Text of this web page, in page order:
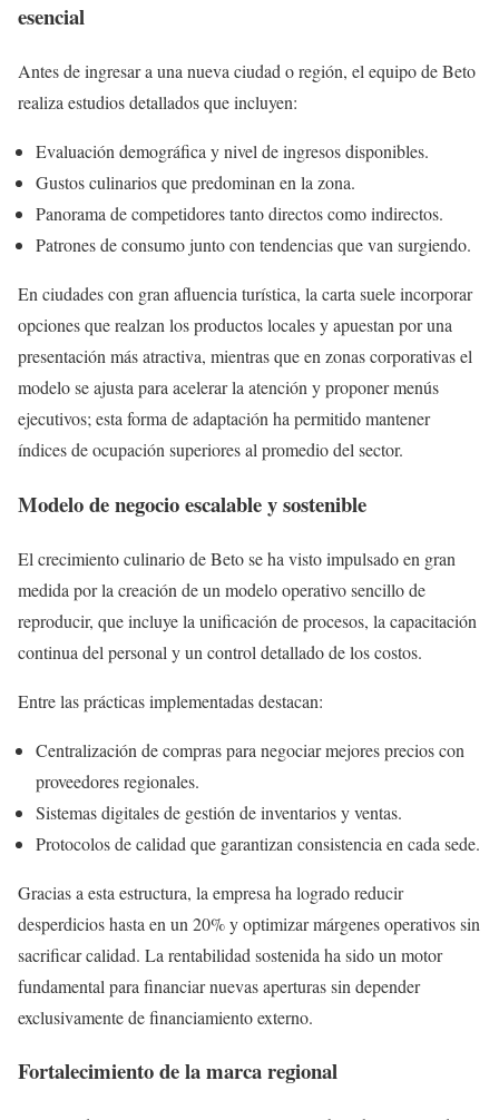
esencial
Antes de ingresar a una nueva ciudad o región, el equipo de Beto
realiza estudios detallados que incluyen:
Evaluación demográfica y nivel de ingresos disponibles.
Gustos culinarios que predominan en la zona.
Panorama de competidores tanto directos como indirectos.
Patrones de consumo junto con tendencias que van surgiendo.
En ciudades con gran afluencia turística, la carta suele incorporar
opciones que realzan los productos locales y apuestan por una
presentación más atractiva, mientras que en zonas corporativas el
modelo se ajusta para acelerar la atención y proponer menús
ejecutivos; esta forma de adaptación ha permitido mantener
índices de ocupación superiores al promedio del sector.
Modelo de negocio escalable y sostenible
El crecimiento culinario de Beto se ha visto impulsado en gran
medida por la creación de un modelo operativo sencillo de
reproducir, que incluye la unificación de procesos, la capacitación
continua del personal y un control detallado de los costos.
Entre las prácticas implementadas destacan:
Centralización de compras para negociar mejores precios con
proveedores regionales.
Sistemas digitales de gestión de inventarios y ventas.
Protocolos de calidad que garantizan consistencia en cada sede.
Gracias a esta estructura, la empresa ha logrado reducir
desperdicios hasta en un 20% y optimizar márgenes operativos sin
sacrificar calidad. La rentabilidad sostenida ha sido un motor
fundamental para financiar nuevas aperturas sin depender
exclusivamente de financiamiento externo.
Fortalecimiento de la marca regional